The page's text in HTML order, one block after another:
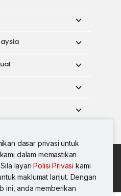
dasar privasi untuk
dalam memastikan
layariPolisi Privasi kami
maklumat lanjut. Dengan
ini, anda memberikan
Dasar Privasi
(Malaysia)